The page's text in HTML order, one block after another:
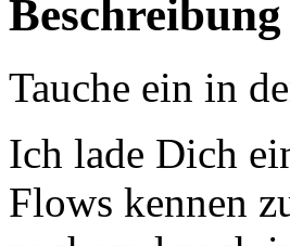
Beschreibung
Tauche ein in
Ich lade Dich
Flows kennen